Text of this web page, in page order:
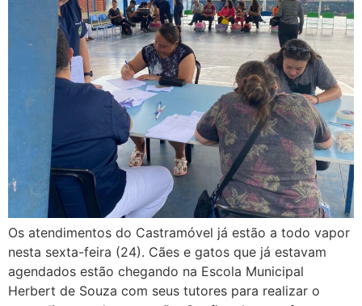
Os atendimentos do Castramóvel já estão a todo vapor
nesta sexta-feira (24). Cães e gatos que já estavam
agendados estão chegando na Escola Municipal
Herbert de Souza com seus tutores para realizar o